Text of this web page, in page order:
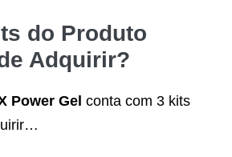
do Produto
Adquirir?
Power Gel conta com 3 kits